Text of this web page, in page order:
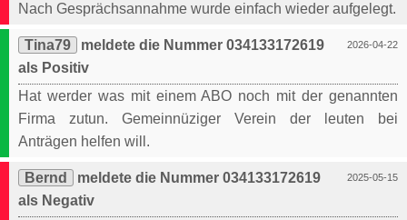
Nach Gesprächsannahme wurde einfach wieder aufgelegt.
2026-04-22
Tina79
meldete die Nummer 034133172619
als Positiv
Hat werder was mit einem ABO noch mit der genannten
Firma zutun. Gemeinnüziger Verein der leuten bei
Anträgen helfen will.
2025-05-15
Bernd
meldete die Nummer 034133172619
als Negativ